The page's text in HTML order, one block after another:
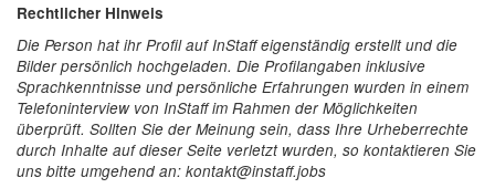
Rechtlicher Hinweis
Die Person hat ihr Profil auf InStaff eigenständig erstellt und die
Bilder persönlich hochgeladen. Die Profilangaben inklusive
Sprachkenntnisse und persönliche Erfahrungen wurden in einem
Telefoninterview von InStaff im Rahmen der Möglichkeiten
überprüft. Sollten Sie der Meinung sein, dass Ihre Urheberrechte
durch Inhalte auf dieser Seite verletzt wurden, so kontaktieren Sie
uns bitte umgehend an: kontakt@instaff.jobs